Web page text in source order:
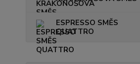
ESPRESSO SMĚS
QUATTRO